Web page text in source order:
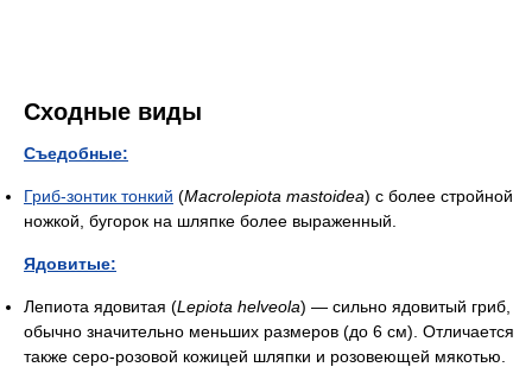
Сходные виды
Съедобные:
Гриб-зонтик тонкий (Macrolepiota mastoidea) с более стройной
ножкой, бугорок на шляпке более выраженный.
Ядовитые:
Лепиота ядовитая (Lepiota helveola) — сильно ядовитый гриб,
обычно значительно меньших размеров (до 6 см). Отличается
также серо-розовой кожицей шляпки и розовеющей мякотью.